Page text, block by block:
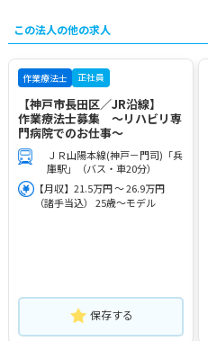
この法人の他の求人
作業療法士 正社員
【神戸市長田区／JR沿線】
作業療法士募集 ～リハビリ専
門病院でのお仕事～
ＪＲ山陽本線(神戸－門司)「兵
庫駅」（バス・車20分）
【月収】21.5万円 ～ 26.9万円
（諸手当込） 25歳～モデル
保存する